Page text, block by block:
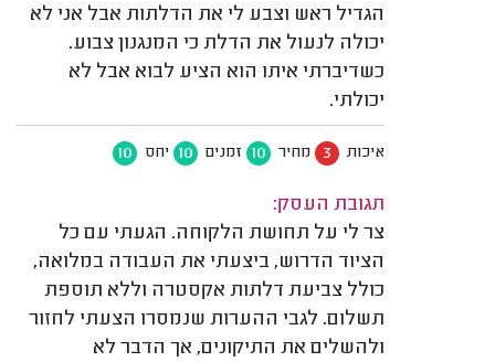
הגדיל ראש וצבע לי את הדלתות אבל אני לא
יכולה לנעול את הדלת כי המנגנון צבוע.
כשדיברתי איתו הוא הציע לבוא אבל לא
יכולתי.
איכות 3 מחיר 10 זמנים 10 יחס 10
תגובת העסק:
צר לי על תחושת הלקוחה. הגעתי עם כל
הציוד הדרוש, ביצעתי את העבודה במלואה,
כולל צביעת דלתות אקסטרה וללא תוספת
תשלום. לגבי ההערות שנמסרו הצעתי לחזור
ולהשלים את התיקונים, אך הדבר לא